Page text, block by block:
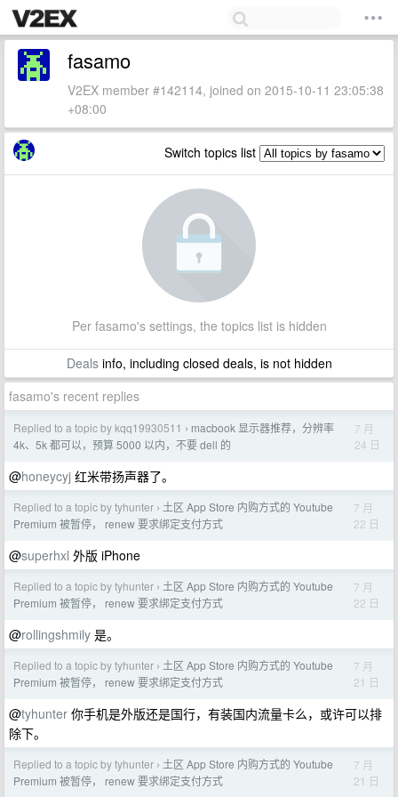
fasamo
V2EX member #142114, joined on 2015-10-11 23:05:38
+08:00
Switch topics list
Per fasamo's settings, the topics list is hidden
Dealsinfo, including closed deals, is not hidden
fasamo's recent replies
Replied to a topic by kqq19930511 › macbook 显示器推荐，分辨率
4k、5k 都可以，预算 5000 以内，不要 dell 的
7 月
24 日
@honeycyj 红米带扬声器了。
Replied to a topic by tyhunter › 土区 App Store 内购方式的 Youtube
Premium 被暂停， renew 要求绑定支付方式
7 月
22 日
@superhxl 外版 iPhone
Replied to a topic by tyhunter › 土区 App Store 内购方式的 Youtube
Premium 被暂停， renew 要求绑定支付方式
7 月
22 日
@rollingshmily 是。
Replied to a topic by tyhunter › 土区 App Store 内购方式的 Youtube
Premium 被暂停， renew 要求绑定支付方式
7 月
21 日
@tyhunter 你手机是外版还是国行，有装国内流量卡么，或许可以排
除下。
Replied to a topic by tyhunter › 土区 App Store 内购方式的 Youtube
Premium 被暂停， renew 要求绑定支付方式
7 月
21 日